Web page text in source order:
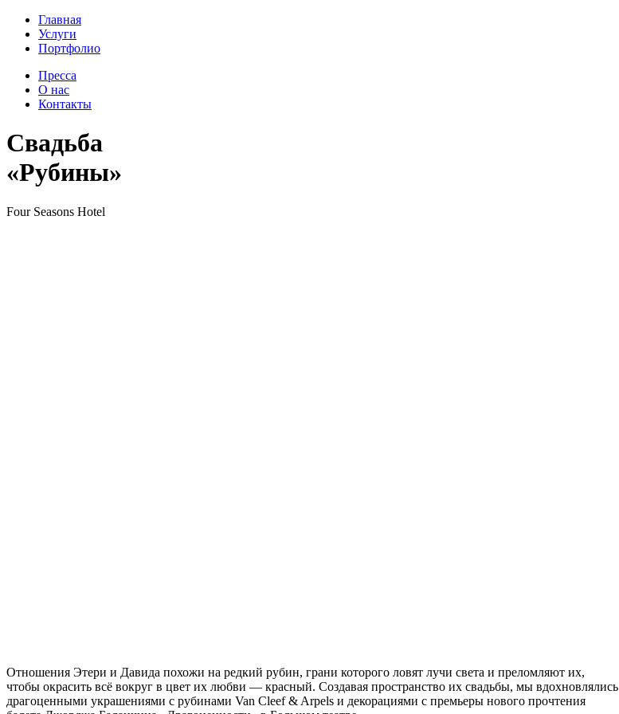
Главная
Услуги
Портфолио
Пресса
О нас
Контакты
Свадьба
«Рубины»
Four Seasons Hotel
Отношения Этери и Давида похожи на редкий рубин, грани которого ловят лучи света и преломляют их,
чтобы окрасить всё вокруг в цвет их любви — красный. Создавая пространство их свадьбы, мы вдохновлялись
драгоценными украшениями с рубинами Van Cleef & Arpels и декорациями с премьеры нового прочтения